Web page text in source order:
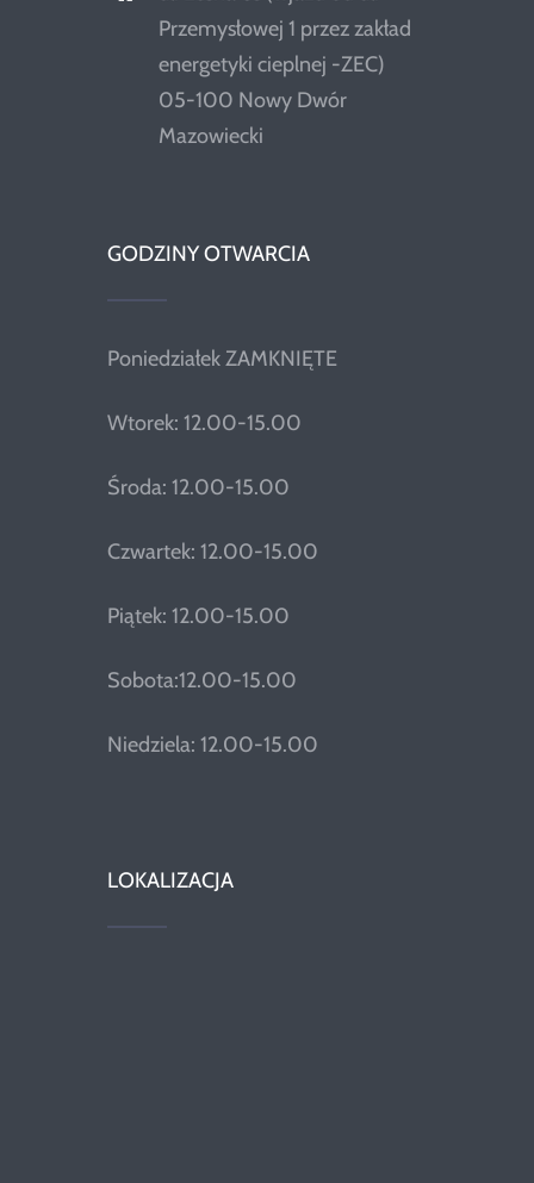
Przemysłowej 1 przez zakład
energetyki cieplnej -ZEC)
05-100 Nowy Dwór
Mazowiecki
GODZINY OTWARCIA
Poniedziałek ZAMKNIĘTE
Wtorek: 12.00-15.00
Środa: 12.00-15.00
Czwartek: 12.00-15.00
Piątek: 12.00-15.00
Sobota:12.00-15.00
Niedziela: 12.00-15.00
LOKALIZACJA